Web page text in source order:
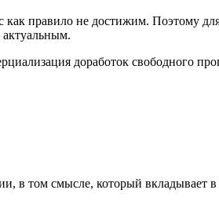
правило не достижим. Поэтому
доработок свободного
в том смысле, который